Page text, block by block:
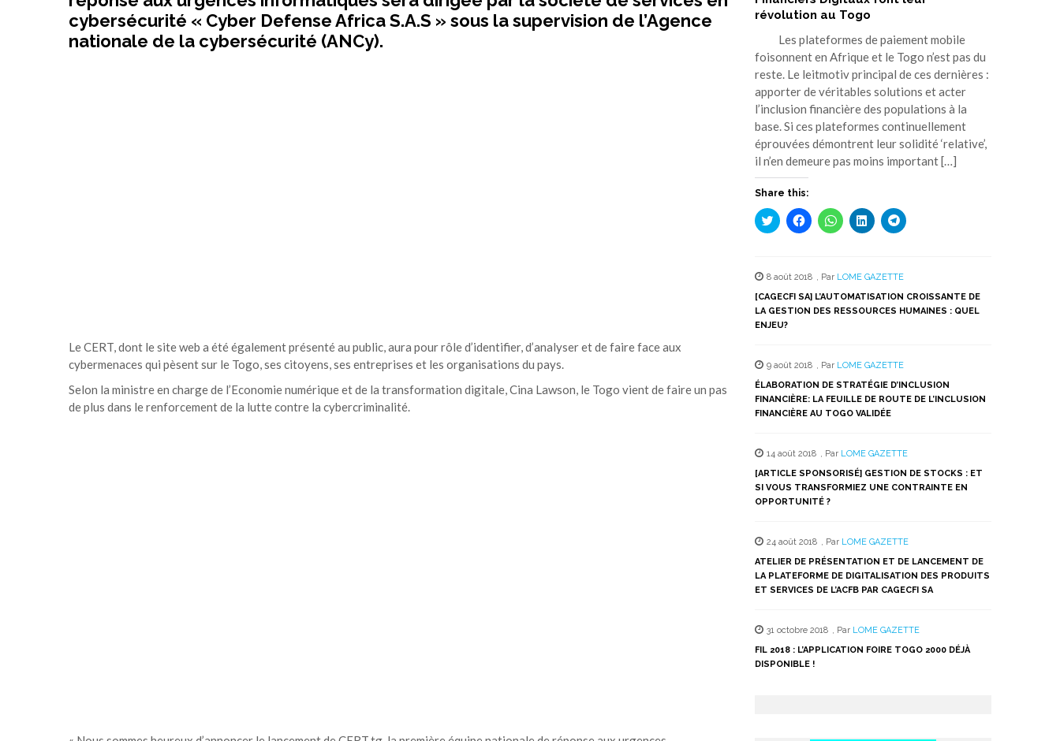
cybersécurité « Cyber Defense Africa S.A.S » sous la supervision de l’Agence
nationale de la cybersécurité (ANCy).
Le CERT, dont le site web a été également présenté au public, aura pour rôle d’identifier, d’analyser et de faire face aux
cybermenaces qui pèsent sur le Togo, ses citoyens, ses entreprises et les organisations du pays.
Selon la ministre en charge de l’Economie numérique et de la transformation digitale, Cina Lawson, le Togo vient de faire un pas
de plus dans le renforcement de la lutte contre la cybercriminalité.
révolution au Togo
Les plateformes de paiement mobile
foisonnent en Afrique et le Togo n’est pas du
reste. Le leitmotiv principal de ces dernières :
apporter de véritables solutions et acter
l’inclusion financière des populations à la
base. Si ces plateformes continuellement
éprouvées démontrent leur solidité ‘relative’,
il n’en demeure pas moins important […]
Share this:
Cliquez
pour
une
nouvelle
fenêtre)
Cliquez
pour
une
nouvelle
fenêtre)
Cliquez
pour
une
nouvelle
fenêtre)
Cliquez
pour
une
nouvelle
fenêtre)
Cliquez
pour
une
nouvelle
fenêtre)
8 août 2018 , Par LOME GAZETTE
[CAGECFI SA] L’AUTOMATISATION CROISSANTE DE
LA GESTION DES RESSOURCES HUMAINES : QUEL
ENJEU?
9 août 2018 , Par LOME GAZETTE
ÉLABORATION DE STRATÉGIE D’INCLUSION
FINANCIÈRE: LA FEUILLE DE ROUTE DE L’INCLUSION
FINANCIÈRE AU TOGO VALIDÉE
14 août 2018 , Par LOME GAZETTE
[ARTICLE SPONSORISÉ] GESTION DE STOCKS : ET
SI VOUS TRANSFORMIEZ UNE CONTRAINTE EN
OPPORTUNITÉ ?
24 août 2018 , Par LOME GAZETTE
ATELIER DE PRÉSENTATION ET DE LANCEMENT DE
LA PLATEFORME DE DIGITALISATION DES PRODUITS
ET SERVICES DE L’ACFB PAR CAGECFI SA
31 octobre 2018 , Par LOME GAZETTE
FIL 2018 : L’APPLICATION FOIRE TOGO 2000 DÉJÀ
DISPONIBLE !